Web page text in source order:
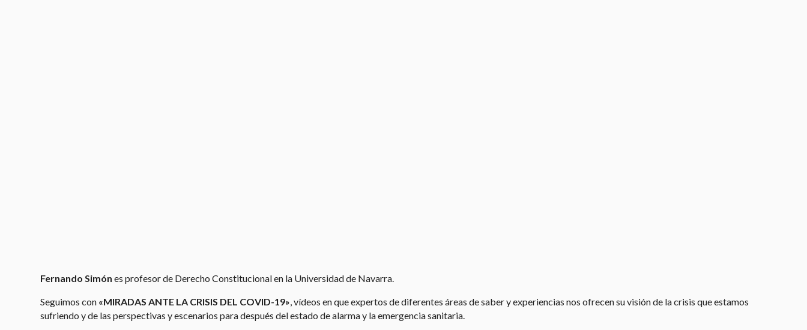
​Fernando Simón es profesor de Derecho Constitucional en la Universidad de Navarra.
Seguimos con «MIRADAS ANTE LA CRISIS DEL COVID-19», vídeos en que expertos de diferentes áreas de saber y experiencias nos ofrecen su visión de la crisis que estamos
sufriendo y de las perspectivas y escenarios para después del estado de alarma y la emergencia sanitaria.